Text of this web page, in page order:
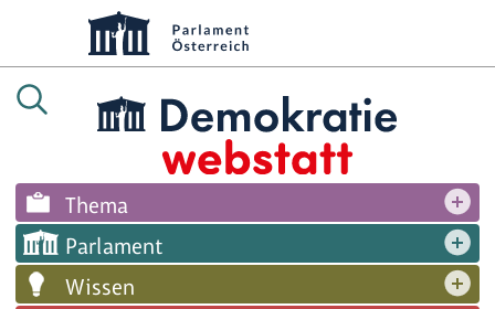
Thema
Parlament
Wissen